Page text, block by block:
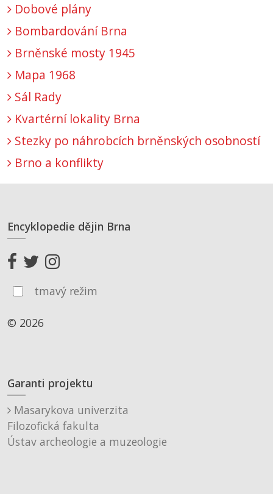
Dobové plány
Bombardování Brna
Brněnské mosty 1945
Mapa 1968
Sál Rady
Kvartérní lokality Brna
Stezky po náhrobcích brněnských osobností
Brno a konflikty
Encyklopedie dějin Brna
tmavý režim
© 2026
Garanti projektu
Masarykova univerzita
Filozofická fakulta
Ústav archeologie a muzeologie